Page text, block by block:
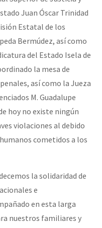
Juan Óscar Trinidad
Estatal de los
Bermúdez, así como
del Estado Isela de
la mesa de
así como la Jueza
M. Guadalupe
hoy no existe ningún
violaciones al debido
cometidos a los
la solidaridad de
e
en esta larga
nuestros familiares y